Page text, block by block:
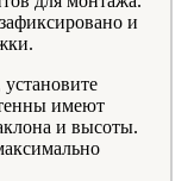
и
имеют
и высоты.